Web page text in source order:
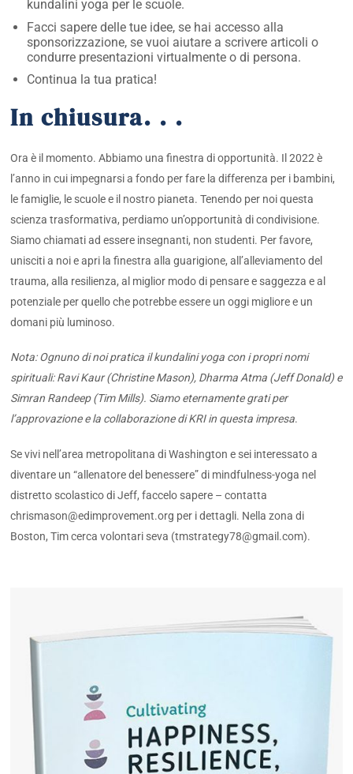
kundalini yoga per le scuole.
Facci sapere delle tue idee, se hai accesso alla
sponsorizzazione, se vuoi aiutare a scrivere articoli o
condurre presentazioni virtualmente o di persona.
Continua la tua pratica!
In chiusura. . .
Ora è il momento. Abbiamo una finestra di opportunità. Il 2022 è
l’anno in cui impegnarsi a fondo per fare la differenza per i bambini,
le famiglie, le scuole e il nostro pianeta. Tenendo per noi questa
scienza trasformativa, perdiamo un’opportunità di condivisione.
Siamo chiamati ad essere insegnanti, non studenti. Per favore,
unisciti a noi e apri la finestra alla guarigione, all’alleviamento del
trauma, alla resilienza, al miglior modo di pensare e saggezza e al
potenziale per quello che potrebbe essere un oggi migliore e un
domani più luminoso.
Nota: Ognuno di noi pratica il kundalini yoga con i propri nomi
spirituali: Ravi Kaur (Christine Mason), Dharma Atma (Jeff Donald) e
Simran Randeep (Tim Mills). Siamo eternamente grati per
l’approvazione e la collaborazione di KRI in questa impresa.
Se vivi nell’area metropolitana di Washington e sei interessato a
diventare un “allenatore del benessere” di mindfulness-yoga nel
distretto scolastico di Jeff, faccelo sapere – contatta
chrismason@edimprovement.org per i dettagli. Nella zona di
Boston, Tim cerca volontari seva (tmstrategy78@gmail.com).